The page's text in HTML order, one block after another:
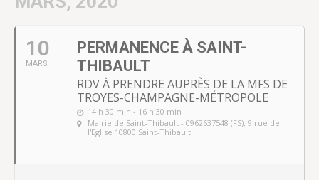
10
MARS
PERMANENCE À SAINT-
THIBAULT
RDV À PRENDRE AUPRÈS DE LA MFS DE
TROYES-CHAMPAGNE-MÉTROPOLE
14 h 30 min - 16 h 30 min
Mairie de Saint-Thibault - 0962637548 (FS), 9 rue de
l'Eglise 10800 Saint-Thibault